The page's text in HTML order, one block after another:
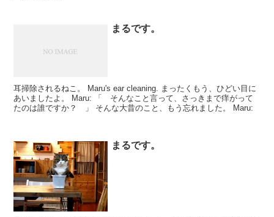
まるです。
耳掃除されるねこ。 Maru's ear cleaning. まったくもう、ひどい目に
あいましたよ。 Maru: 「 そんなこと言って、さっきまで痒がって
たのは誰ですか？ 」 そんな大昔のこと、もう忘れました。 Maru:
まるです。